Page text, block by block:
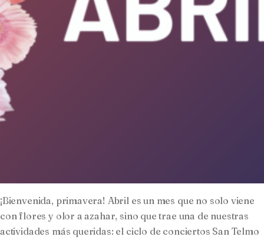
¡Bienvenida, primavera! Abril es un mes que no solo viene
con flores y olor a azahar, sino que trae una de nuestras
actividades más queridas: el ciclo de conciertos San Telmo